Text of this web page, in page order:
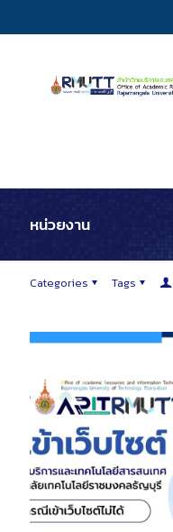
หน่วยงาน
Categories Tags